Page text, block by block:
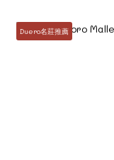
Duero名莊推薦